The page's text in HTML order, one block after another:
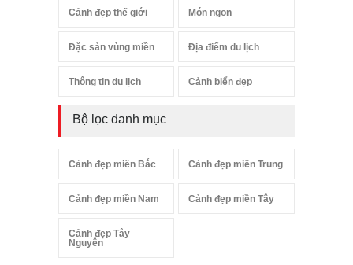
Cảnh đẹp thế giới Món ngon
Đặc sản vùng miền Địa điểm du lịch
Thông tin du lịch Cảnh biển đẹp
Bộ lọc danh mục
Cảnh đẹp miền Bắc Cảnh đẹp miền Trung
Cảnh đẹp miền Nam Cảnh đẹp miền Tây
Cảnh đẹp Tây
Nguyên